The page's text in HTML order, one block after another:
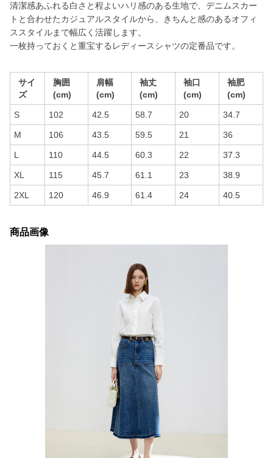
清潔感あふれる白さと程よいハリ感のある生地で、デニムスカー
トと合わせたカジュアルスタイルから、きちんと感のあるオフィ
ススタイルまで幅広く活躍します。
一枚持っておくと重宝するレディースシャツの定番品です。
サイ
ズ
胸囲
(cm)
肩幅
(cm)
袖丈
(cm)
袖口
(cm)
袖肥
(cm)
S 102 42.5 58.7 20 34.7
M 106 43.5 59.5 21 36
L 110 44.5 60.3 22 37.3
XL 115 45.7 61.1 23 38.9
2XL 120 46.9 61.4 24 40.5
商品画像